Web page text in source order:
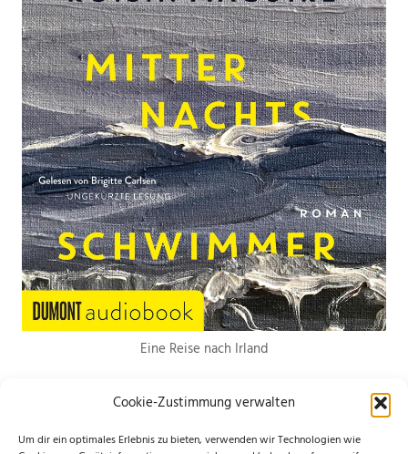
Cookie-Zustimmung verwalten
Um dir ein optimales Erlebnis zu bieten, verwenden wir Technologien wie
Eine Reise nach Irland